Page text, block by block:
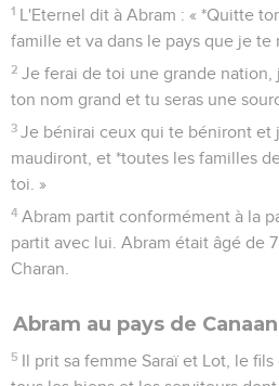
1 L'Eternel dit à Abram : « *Quitte
famille et va dans le pays que je te
2 Je ferai de toi une grande nation,
ton nom grand et tu seras une
3 Je bénirai ceux qui te béniront et
maudiront, et *toutes les familles
toi. »
4 Abram partit conformément à la
partit avec lui. Abram était âgé de
Charan.
Abram au pays de
5 Il prit sa femme Saraï et Lot, le